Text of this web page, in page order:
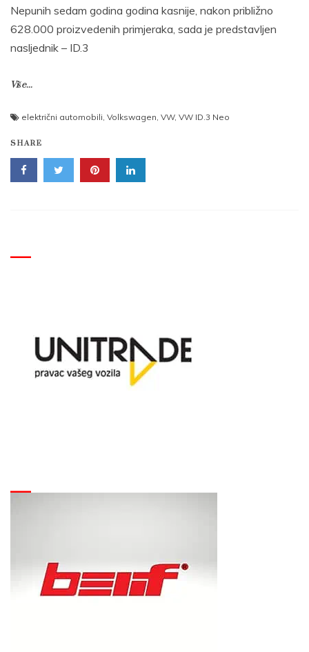
Nepunih sedam godina godina kasnije, nakon približno
628.000 proizvedenih primjeraka, sada je predstavljen
nasljednik – ID.3
Više...
električni automobili, Volkswagen, VW, VW ID.3 Neo
SHARE